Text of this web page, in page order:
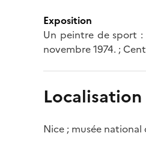
Exposition
Un peintre de sport :
novembre 1974. ;
Localisation
Nice ; musée